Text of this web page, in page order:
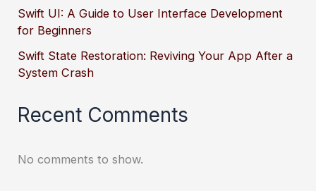
Swift UI: A Guide to User Interface Development
for Beginners
Swift State Restoration: Reviving Your App After a
System Crash
Recent Comments
No comments to show.